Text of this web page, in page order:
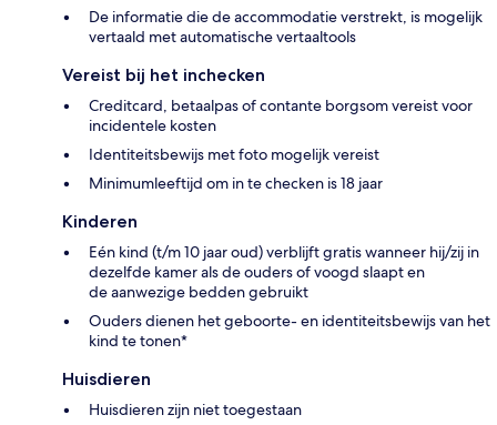
De informatie die de accommodatie verstrekt, is mogelijk
vertaald met automatische vertaaltools
Vereist bij het inchecken
Creditcard, betaalpas of contante borgsom vereist voor
incidentele kosten
Identiteitsbewijs met foto mogelijk vereist
Minimumleeftijd om in te checken is 18 jaar
Kinderen
Eén kind (t/m 10 jaar oud) verblijft gratis wanneer hij/zij in
dezelfde kamer als de ouders of voogd slaapt en
de aanwezige bedden gebruikt
Ouders dienen het geboorte- en identiteitsbewijs van het
kind te tonen*
Huisdieren
Huisdieren zijn niet toegestaan